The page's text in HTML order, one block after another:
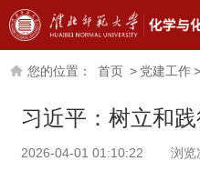
您的位置： 首页 > 党建工作>
习近平：树立和
2026-04-01 01:10:22 浏览